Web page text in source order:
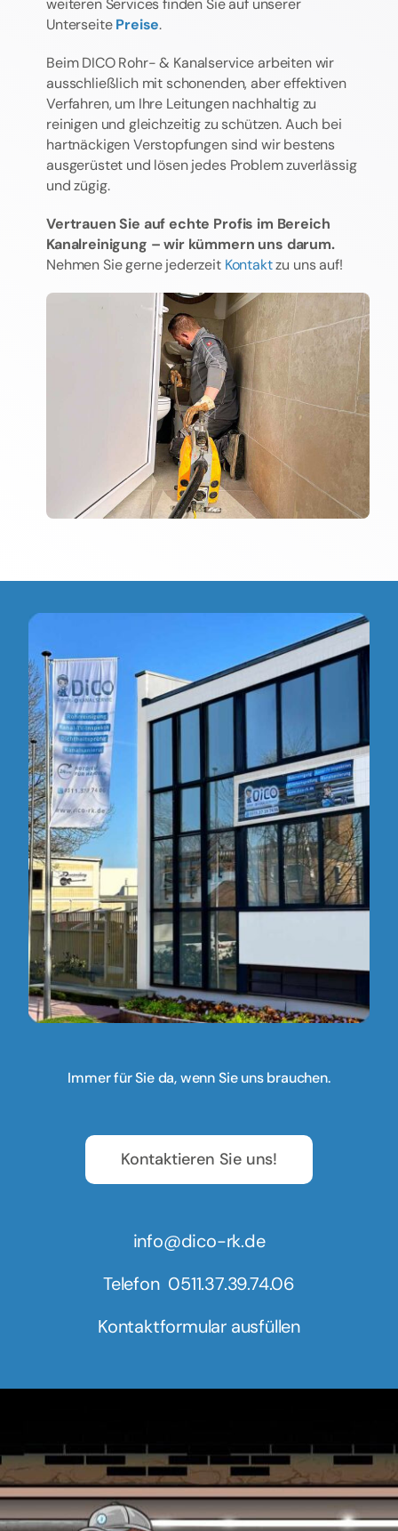
weiteren Services finden Sie auf unserer
UnterseitePreise.
Beim DICO Rohr- & Kanalservice arbeiten wir
ausschließlich mit schonenden, aber effektiven
Verfahren, um Ihre Leitungen nachhaltig zu
reinigen und gleichzeitig zu schützen. Auch bei
hartnäckigen Verstopfungen sind wir bestens
ausgerüstet und lösen jedes Problem zuverlässig
und zügig.
Vertrauen Sie auf echte Profis im Bereich
Kanalreinigung – wir kümmern uns darum.
Nehmen Sie gerne jederzeit Kontaktzu uns auf!
Immer für Sie da, wenn Sie uns brauchen.
Kontaktieren Sie uns!
info@dico-rk.de
Telefon 0511.37.39.74.06
Kontaktformular ausfüllen